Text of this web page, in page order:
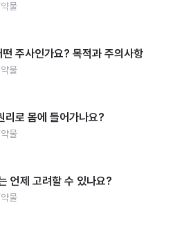
물
떤 주사인가요? 목적과 주의사항
물
리로 몸에 들어가나요?
물
언제 고려할 수 있나요?
물